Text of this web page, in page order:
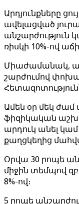
Արդյունքները
ավելացված
անշարժություն
ռիսկի 10%-ով
Միաժամանակ,
շարժումով
Ամեն օր մեկ
ֆիզիկական
արդուկ անել
քաղցկեղից
Օրվա 30 րոպե
միջին տեմպով
8%-ով։
5 րոպե